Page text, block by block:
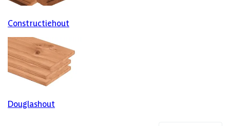
Constructiehout
Douglashout